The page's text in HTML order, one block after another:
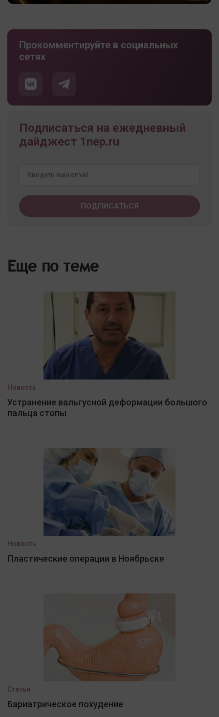
Прокомментируйте в социальных
сетях
Подписаться на ежедневный
дайджест 1nep.ru
Еще по теме
Новость
Устранение вальгусной деформации большого
пальца стопы
Новость
Пластические операции в Ноябрьске
Статья
Бариатрическое похудение